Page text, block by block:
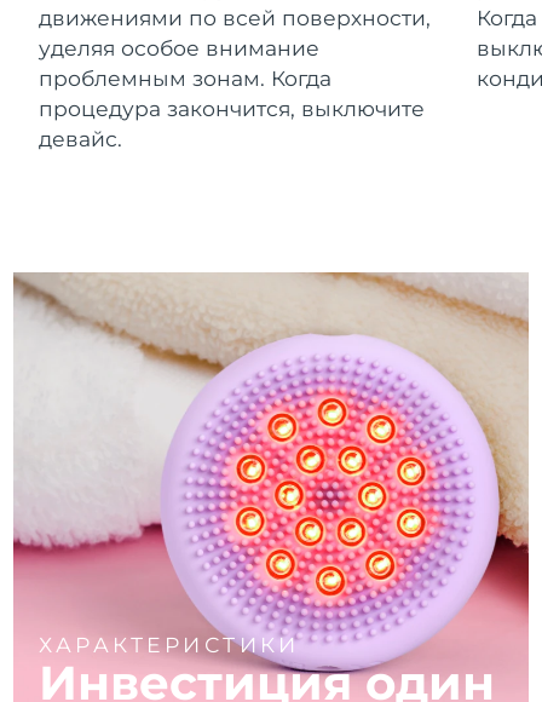
движениями по всей поверхности,
уделяя особое внимание
проблемным зонам. Когда
процедура закончится, выключите
девайс.
ХАРАКТЕРИСТИКИ
Инвестиция один